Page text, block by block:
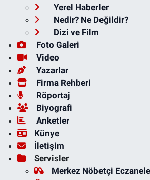
Yerel Haberler
Nedir? Ne Değildir?
Dizi ve Film
Foto Galeri
Video
Yazarlar
Firma Rehberi
Röportaj
Biyografi
Anketler
Künye
İletişim
Servisler
Merkez Nöbetçi